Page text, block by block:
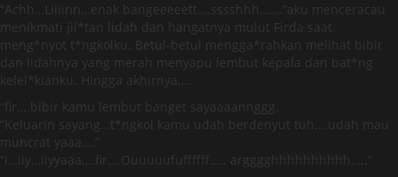
“Achh…Liiiinn…enak bangeeeeett….sssshhh…….”aku menceracau
menikmati jil*tan lidah dan hangatnya mulut Firda saat
meng*nyot t*ngkolku. Betul-betul mengga*rahkan melihat bibir
dan lidahnya yang merah menyapu lembut kepala dan bat*ng
kelel*kianku. Hingga akhirnya….
“fir….bibir kamu lembut banget sayaaaannggg.
“Keluarin sayang…t*ngkol kamu udah berdenyut tuh….udah mau
muncrat yaaa….”
“I…iiy…iiyyaaa….fir….Ouuuuufuffffff….. argggghhhhhhhhhh…..”